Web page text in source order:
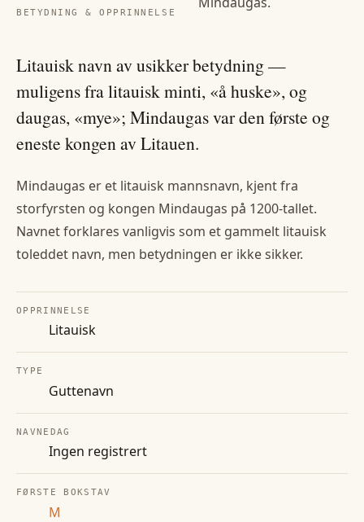
BETYDNING & OPPRINNELSE
Litauisk navn av usikker betydning —
muligens fra litauisk minti, «å huske», og
daugas, «mye»; Mindaugas var den første og
eneste kongen av Litauen.
Mindaugas er et litauisk mannsnavn, kjent fra
storfyrsten og kongen Mindaugas på 1200-tallet.
Navnet forklares vanligvis som et gammelt litauisk
toleddet navn, men betydningen er ikke sikker.
OPPRINNELSE
Litauisk
TYPE
Guttenavn
NAVNEDAG
Ingen registrert
FØRSTE BOKSTAV
M